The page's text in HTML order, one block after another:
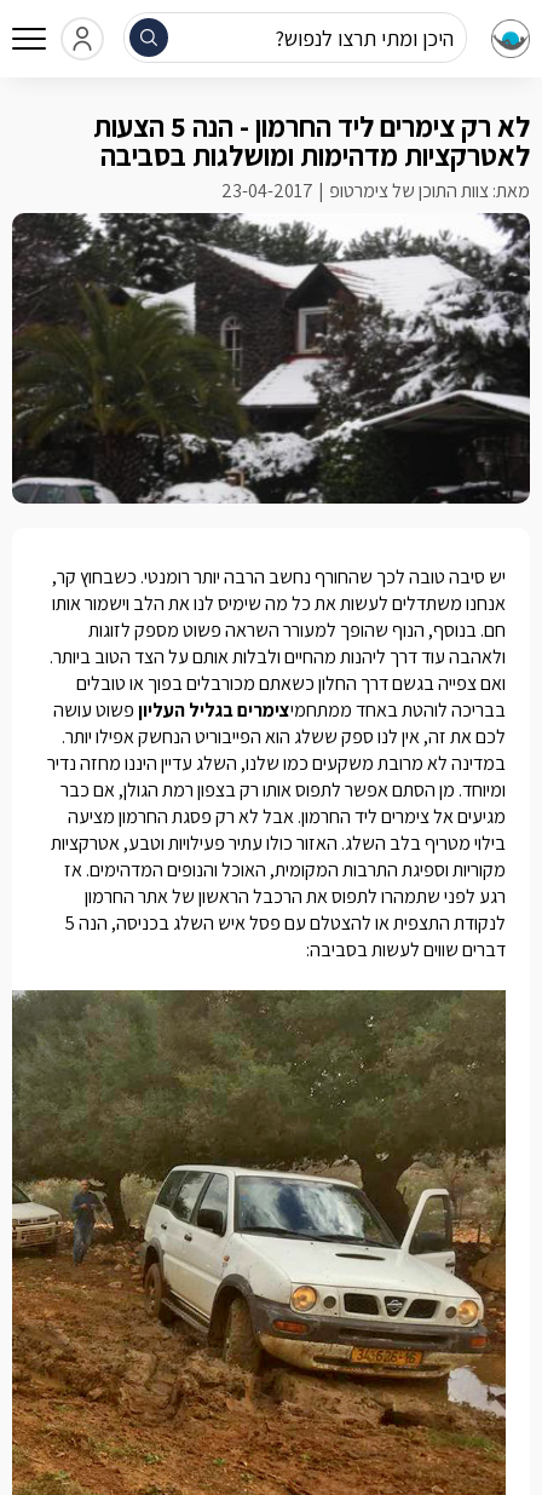
היכן ומתי תרצו לנפוש?
לא רק צימרים ליד החרמון - הנה 5 הצעות
לאטרקציות מדהימות ומושלגות בסביבה
מאת: צוות התוכן של צימרטופ 23-04-2017
יש סיבה טובה לכך שהחורף נחשב הרבה יותר רומנטי. כשבחוץ קר,
אנחנו משתדלים לעשות את כל מה שימיס לנו את הלב וישמור אותו
חם. בנוסף, הנוף שהופך למעורר השראה פשוט מספק לזוגות
ולאהבה עוד דרך ליהנות מהחיים ולבלות אותם על הצד הטוב ביותר.
ואם צפייה בגשם דרך החלון כשאתם מכורבלים בפוך או טובלים
בבריכה לוהטת באחד ממתחמיצימרים בגליל העליוןפשוט עושה
לכם את זה, אין לנו ספק ששלג הוא הפייבוריט הנחשק אפילו יותר.
במדינה לא מרובת משקעים כמו שלנו, השלג עדיין היננו מחזה נדיר
ומיוחד. מן הסתם אפשר לתפוס אותו רק בצפון רמת הגולן, אם כבר
מגיעים אלצימרים ליד החרמון. אבל לא רק פסגת החרמון מציעה
בילוי מטריף בלב השלג. האזור כולו עתיר פעילויות וטבע, אטרקציות
מקוריות וספיגת התרבות המקומית, האוכל והנופים המדהימים. אז
רגע לפני שתמהרו לתפוס את הרכבל הראשון של אתר החרמון
לנקודת התצפית או להצטלם עם פסל איש השלג בכניסה, הנה 5
דברים שווים לעשות בסביבה: